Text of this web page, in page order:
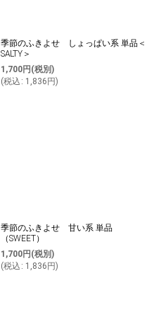
季節のふきよせ しょっぱい系 単品＜
SALTY＞
1,700円 (税別)
(税込 : 1,836 円)
季節のふきよせ 甘い系 単品
（SWEET）
1,700円 (税別)
(税込 : 1,836 円)